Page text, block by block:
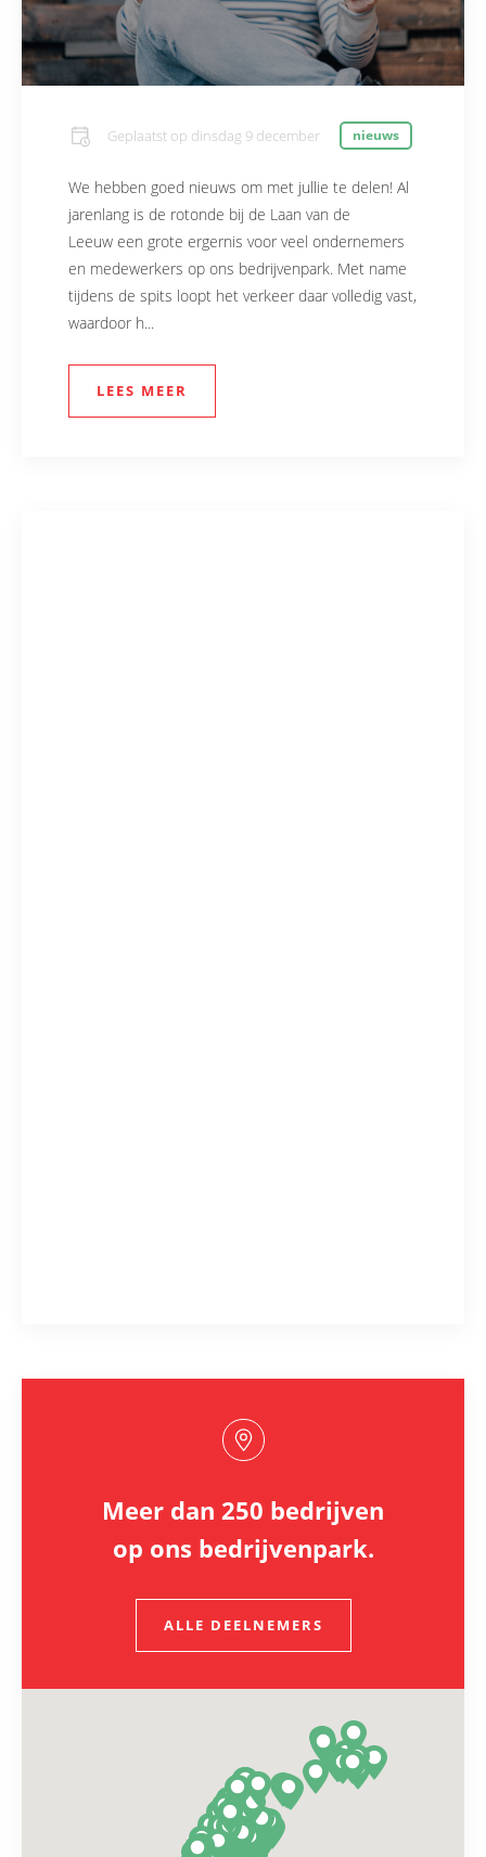
Geplaatst op dinsdag 9 december nieuws
We hebben goed nieuws om met jullie te delen! Al
jarenlang is de rotonde bij de Laan van de
Leeuw een grote ergernis voor veel ondernemers
en medewerkers op ons bedrijvenpark. Met name
tijdens de spits loopt het verkeer daar volledig vast,
waardoor h...
LEES MEER
Meer dan 250 bedrijven
op ons bedrijvenpark.
ALLE DEELNEMERS